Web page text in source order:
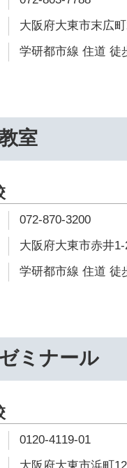
大阪府大東市末広
学研都市線 住道 徒
室
072-870-3200
大阪府大東市赤井
学研都市線 住道 徒
ミナール
0120-4119-01